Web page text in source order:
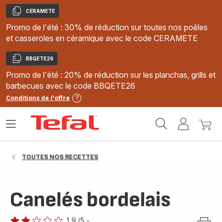
Copier
CERAMETE
Promo de l'été : 30% de réduction sur toutes nos poêles
et casseroles en céramique avec le code CERAMETE
Copier
BBQETE26
Promo de l'été : 20% de réduction sur les planchas, grills et
barbecues avec le code BBQETE26
Conditions de l'offre
MonMon
Ouvrir
TOUTES NOS RECETTES
Canelés bordelais
1.9 /5 -